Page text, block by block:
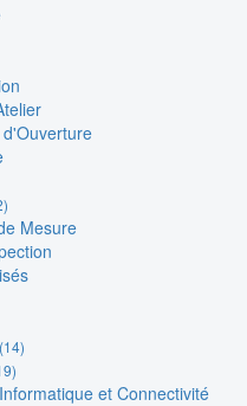
Mesure
(14)
Informatique et Connectivité